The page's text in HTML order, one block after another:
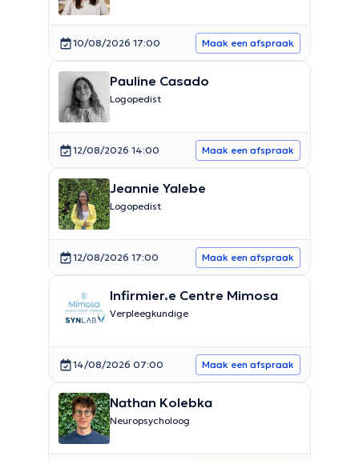
10/08/2026 17:00 Maak een afspraak
Pauline Casado
Logopedist
12/08/2026 14:00 Maak een afspraak
Jeannie Yalebe
Logopedist
12/08/2026 17:00 Maak een afspraak
Infirmier.e Centre Mimosa
Verpleegkundige
14/08/2026 07:00 Maak een afspraak
Nathan Kolebka
Neuropsycholoog